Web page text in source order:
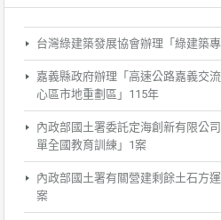
台灣綠建築發展協會辦理「綠建築專
嘉義縣政府辦理「高速公路嘉義交
心區市地重劃區」115年
內政部國土署委託定海創新有限公
單全國教育訓練」1案
內政部國土署有關營建剩餘土石方
案